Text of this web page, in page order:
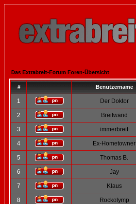
Das Extrabreit-Forum Foren-Übersicht
# Benutzername
1 Der Doktor
2 Breitwand
3 immerbreit
4 Ex-Hometowner
5 Thomas B.
6 Jay
7 Klaus
8 Rockolymp